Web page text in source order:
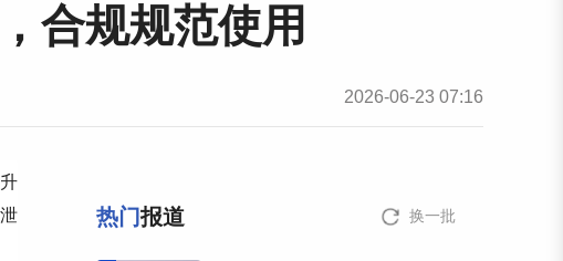
合规规范使用
2026-06-23 07:16
热门报道 换一批